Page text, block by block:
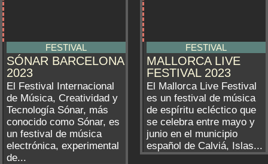
FESTIVAL
SÓNAR BARCELONA
2023
El Festival Internacional
de Música, Creatividad y
Tecnología Sónar, más
conocido como Sónar, es
un festival de música
electrónica, experimental
de...
FESTIVAL
MALLORCA LIVE
FESTIVAL 2023
El Mallorca Live Festival
es un festival de música
de espíritu ecléctico que
se celebra entre mayo y
junio en el municipio
español de Calviá, Islas...